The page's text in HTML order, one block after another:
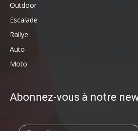
Outdoor
Escalade
Rallye
Auto
Moto
Abonnez-vous à notre